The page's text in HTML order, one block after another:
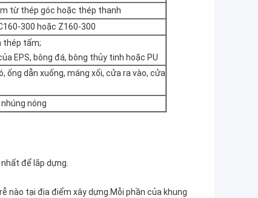
từ thép góc hoặc thép thanh
300 hoặc Z160-300
thép tấm;
EPS, bông đá, bông thủy tinh hoặc PU
dẫn xuống, máng xối, cửa ra vào, cửa
nóng
để lắp dựng.
nào tại địa điểm xây dựng.Mỗi phần của khung